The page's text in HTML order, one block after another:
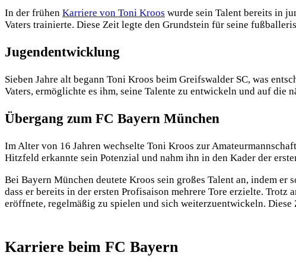
In der frühen Karriere von Toni Kroos wurde sein Talent bereits in
Vaters trainierte. Diese Zeit legte den Grundstein für seine
Jugendentwicklung
Sieben Jahre alt begann Toni Kroos beim Greifswalder SC, was
Vaters, ermöglichte es ihm, seine Talente zu entwickeln und auf die
Übergang zum FC Bayern München
Im Alter von 16 Jahren wechselte Toni Kroos zur
Hitzfeld erkannte sein Potenzial und nahm ihn in den Kader der
Bei Bayern München deutete Kroos sein großes Talent an, indem
dass er bereits in der ersten Profisaison mehrere Tore erzielte.
eröffnete, regelmäßig zu spielen und sich weiterzuentwickeln.
Karriere beim FC Bayern